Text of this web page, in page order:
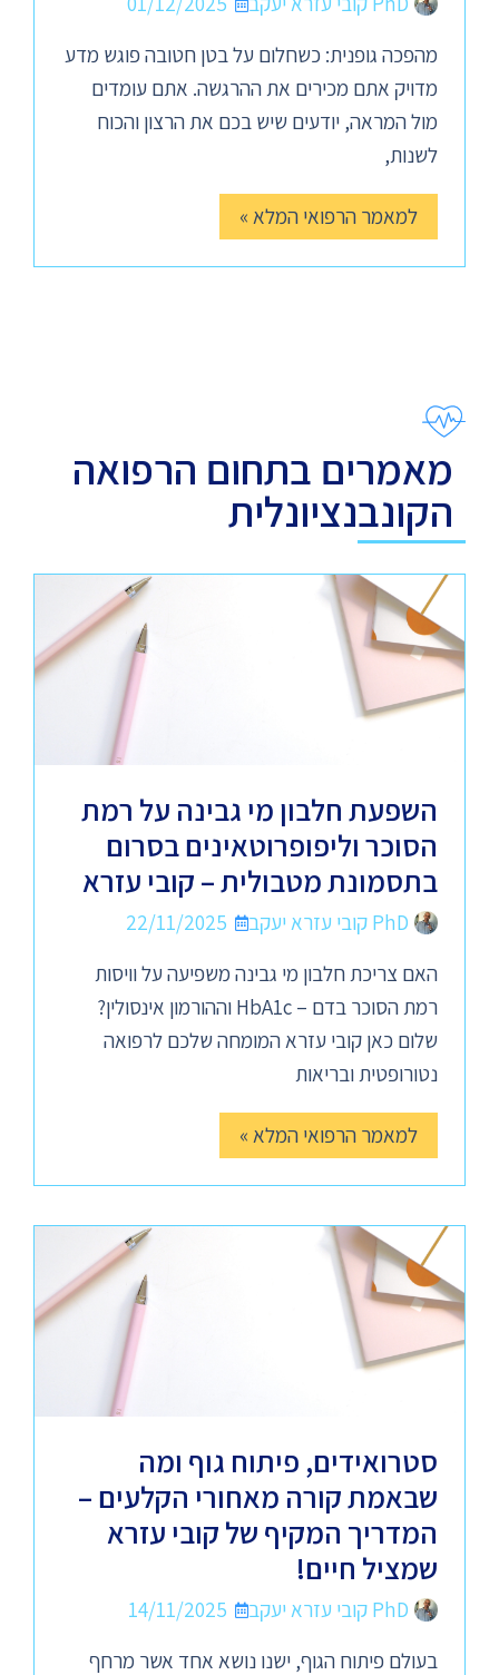
מהפכה גופנית: כשחלום על בטן חטובה פוגש מדע
מדויק אתם מכירים את ההרגשה. אתם עומדים
מול המראה, יודעים שיש בכם את הרצון והכוח
לשנות,
למאמר הרפואי המלא »
מאמרים בתחום הרפואה
הקונבנציונלית
השפעת חלבון מי גבינה על רמת
הסוכר וליפופרוטאינים בסרום
בתסמונת מטבולית – קובי עזרא
PhD קובי עזרא יעקב
22/11/2025
האם צריכת חלבון מי גבינה משפיעה על וויסות
רמת הסוכר בדם – HbA1c וההורמון אינסולין?
שלום כאן קובי עזרא המומחה שלכם לרפואה
נטורופטית ובריאות
למאמר הרפואי המלא »
סטרואידים, פיתוח גוף ומה
שבאמת קורה מאחורי הקלעים –
המדריך המקיף של קובי עזרא
שמציל חיים!
PhD קובי עזרא יעקב
14/11/2025
בעולם פיתוח הגוף, ישנו נושא אחד אשר מרחף